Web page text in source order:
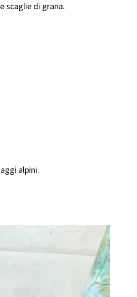
scaglie di grana.
alpini.